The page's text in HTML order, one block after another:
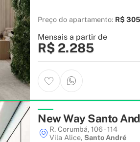
Preço do apartamento: R$
Mensais a partir de
R$ 2.285
New Way Santo
R. Corumbá, 106 - 114
Vila Alice, Santo André